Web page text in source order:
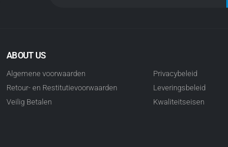
ABOUT US
Algemene voorwaarden
Retour- en Restitutievoorwaarden
Veilig Betalen
Privacybeleid
Leveringsbeleid
Kwaliteitseisen